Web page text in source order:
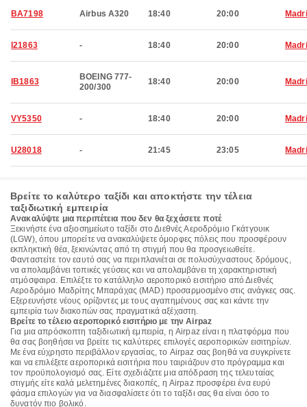
BA7198 Airbus A320 18:40 20:00
I21863 - 18:40 20:00
IB1863
BOEING 777-
200/300
18:40 20:00
VY5350 - 18:40 20:00
U28018 - 21:45 23:05
Βρείτε το καλύτερο ταξίδι και αποκτήστε την τέλεια
ταξιδιωτική εμπειρία
Ανακαλύψτε μια περιπέτεια που δεν θα ξεχάσετε ποτέ
Ξεκινήστε ένα αξιοσημείωτο ταξίδι στο Διεθνές Αεροδρόμιο Γκάτγουικ
(LGW), όπου μπορείτε να ανακαλύψετε όμορφες πόλεις που προσφέρουν
εκπληκτική θέα, ξεκινώντας από τη στιγμή που θα προσγειωθείτε.
Φανταστείτε τον εαυτό σας να περιπλανιέται σε πολυσύχναστους δρόμους,
να απολαμβάνει τοπικές γεύσεις και να απολαμβάνει τη χαρακτηριστική
ατμόσφαιρα. Επιλέξτε το κατάλληλο αεροπορικό εισιτήριο από Διεθνές
Αεροδρόμιο Μαδρίτης Μπαράχας (MAD) προσαρμοσμένο στις ανάγκες σας.
Εξερευνήστε νέους ορίζοντες με τους αγαπημένους σας και κάντε την
εμπειρία των διακοπών σας πραγματικά αξέχαστη.
Βρείτε το τέλειο αεροπορικό εισιτήριο με την Airpaz
Για μια απρόσκοπτη ταξιδιωτική εμπειρία, η Airpaz είναι η πλατφόρμα που
θα σας βοηθήσει να βρείτε τις καλύτερες επιλογές αεροπορικών εισιτηρίων.
Με ένα εύχρηστο περιβάλλον εργασίας, το Airpaz σας βοηθά να συγκρίνετε
και να επιλέξετε αεροπορικά εισιτήρια που ταιριάζουν στο πρόγραμμα και
τον προϋπολογισμό σας. Είτε σχεδιάζετε μια απόδραση της τελευταίας
στιγμής είτε καλά μελετημένες διακοπές, η Airpaz προσφέρει ένα ευρύ
φάσμα επιλογών για να διασφαλίσετε ότι το ταξίδι σας θα είναι όσο το
δυνατόν πιο βολικό.